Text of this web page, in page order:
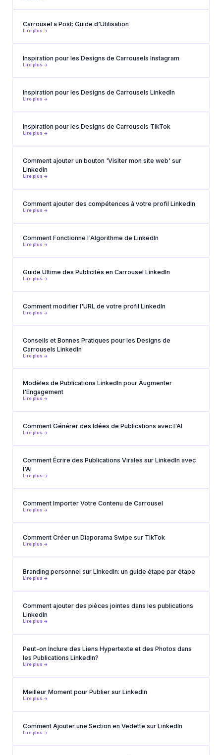
Carrousel a Post: Guide d'Utilisation
Lire plus ->
Inspiration pour les Designs de Carrousels Instagram
Lire plus ->
Inspiration pour les Designs de Carrousels LinkedIn
Lire plus ->
Inspiration pour les Designs de Carrousels TikTok
Lire plus ->
Comment ajouter un bouton 'Visiter mon site web' sur
LinkedIn
Lire plus ->
Comment ajouter des compétences à votre profil LinkedIn
Lire plus ->
Comment Fonctionne l'Algorithme de LinkedIn
Lire plus ->
Guide Ultime des Publicités en Carrousel LinkedIn
Lire plus ->
Comment modifier l'URL de votre profil LinkedIn
Lire plus ->
Conseils et Bonnes Pratiques pour les Designs de
Carrousels LinkedIn
Lire plus ->
Modèles de Publications LinkedIn pour Augmenter
l'Engagement
Lire plus ->
Comment Générer des Idées de Publications avec l'AI
Lire plus ->
Comment Écrire des Publications Virales sur LinkedIn avec
l'AI
Lire plus ->
Comment Importer Votre Contenu de Carrousel
Lire plus ->
Comment Créer un Diaporama Swipe sur TikTok
Lire plus ->
Branding personnel sur LinkedIn: un guide étape par étape
Lire plus ->
Comment ajouter des pièces jointes dans les publications
LinkedIn
Lire plus ->
Peut-on Inclure des Liens Hypertexte et des Photos dans
les Publications LinkedIn?
Lire plus ->
Meilleur Moment pour Publier sur LinkedIn
Lire plus ->
Comment Ajouter une Section en Vedette sur LinkedIn
Lire plus ->